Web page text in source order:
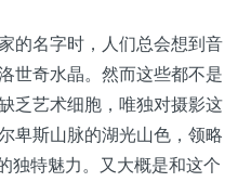
的名字时，人们总会想到音
世奇水晶。然而这些都不是
乏艺术细胞，唯独对摄影这
卑斯山脉的湖光山色，领略
独特魅力。又大概是和这个